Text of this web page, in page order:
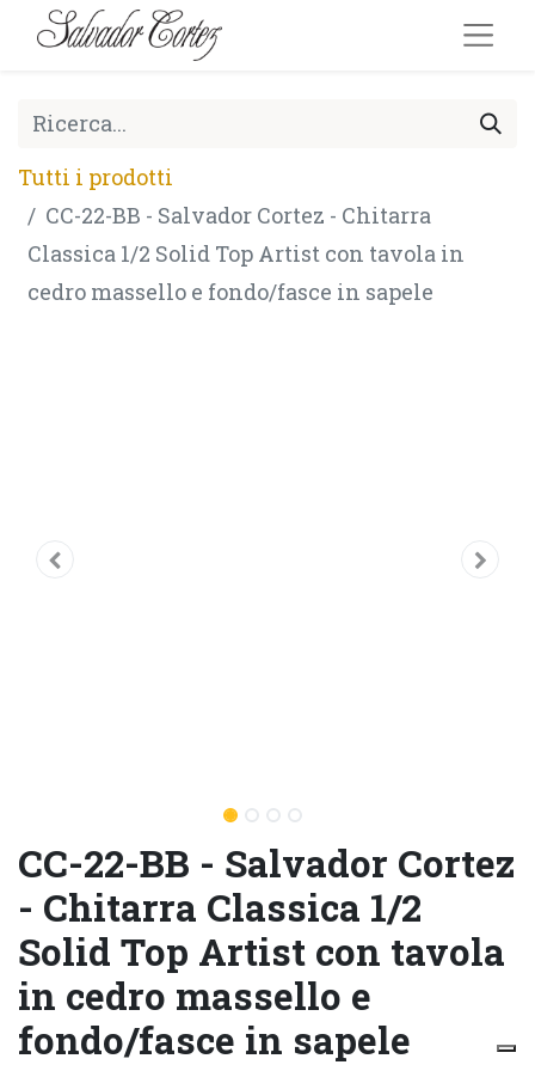
Tutti i prodotti
CC-22-BB - Salvador Cortez - Chitarra
Classica 1/2 Solid Top Artist con tavola in
cedro massello e fondo/fasce in sapele
CC-22-BB - Salvador Cortez
- Chitarra Classica 1/2
Solid Top Artist con tavola
in cedro massello e
fondo/fasce in sapele